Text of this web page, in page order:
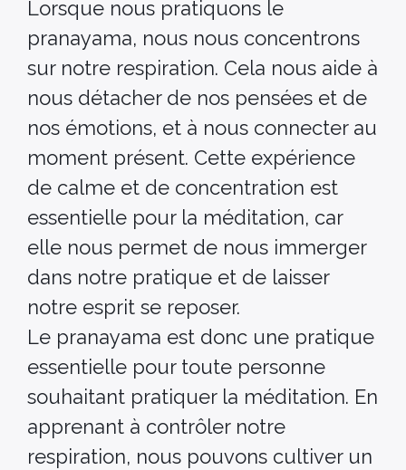
Lorsque nous pratiquons le
pranayama, nous nous concentrons
sur notre respiration. Cela nous aide à
nous détacher de nos pensées et de
nos émotions, et à nous connecter au
moment présent. Cette expérience
de calme et de concentration est
essentielle pour la méditation, car
elle nous permet de nous immerger
dans notre pratique et de laisser
notre esprit se reposer.
Le pranayama est donc une pratique
essentielle pour toute personne
souhaitant pratiquer la méditation. En
apprenant à contrôler notre
respiration, nous pouvons cultiver un